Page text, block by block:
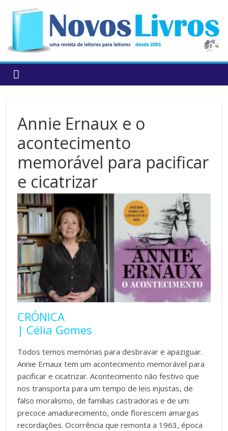
content
Annie Ernaux e o
acontecimento
memorável para pacificar
e cicatrizar
CRÓNICA
| Célia Gomes
Todos temos memórias para desbravar e apaziguar.
Annie Ernaux tem um acontecimento memorável para
pacificar e cicatrizar. Acontecimento não festivo que
nos transporta para um tempo de leis injustas, de
falso moralismo, de famílias castradoras e de um
precoce amadurecimento, onde florescem amargas
recordações. Ocorrência que remonta a 1963, época